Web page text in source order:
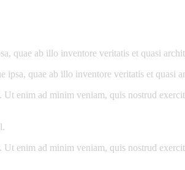
quae ab illo inventore veritatis et quasi
quae ab illo inventore veritatis et quasi
enim ad minim veniam, quis nostrud
enim ad minim veniam, quis nostrud